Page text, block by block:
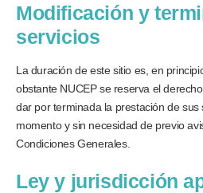
Modificación y
servicios
La duración de este sitio es, en
obstante NUCEP se reserva el
dar por terminada la prestación de sus
momento y sin necesidad de previo
Condiciones Generales.
Ley y jurisdicción